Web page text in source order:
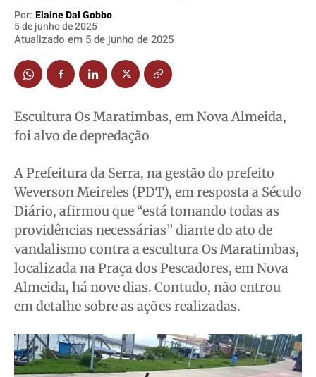
Política
Socioeconômicas
TV Século
Justiça
Segurança
Meio Ambiente
Saúde
Cidades
Direitos
Economia
Cultura
Colunas
Caetano Roque
Jr Mignone (in memorian)
Wanda Sily
Política
Socioeconômicas
TV Século
Justiça
Segurança
Meio Ambiente
Saúde
Cidades
Direitos
Economia
Cultura
Colunas
Caetano Roque
Jr Mignone (in memorian)
Wanda Sily
Política
Socioeconômicas
TV Século
Justiça
Segurança
Meio Ambiente
Saúde
Cidades
Direitos
Economia
Cultura
Colunas
Caetano Roque
Jr Mignone (in memorian)
Wanda Sily
Política
Socioeconômicas
TV Século
Justiça
Segurança
Meio Ambiente
Saúde
Cidades
Direitos
Economia
Cultura
Colunas
Caetano Roque
Jr Mignone (in memorian)
Wanda Sily
Por: Elaine Dal Gobbo
5 de junho de 2025
Atualizado em 5 de junho de 2025
Escultura Os Maratimbas, em Nova Almeida,
foi alvo de depredação
A Prefeitura da Serra, na gestão do prefeito
Weverson Meireles (PDT), em resposta a Século
Diário, afirmou que “está tomando todas as
providências necessárias” diante do ato de
vandalismo contra a escultura Os Maratimbas,
localizada na Praça dos Pescadores, em Nova
Almeida, há nove dias. Contudo, não entrou
em detalhe sobre as ações realizadas.